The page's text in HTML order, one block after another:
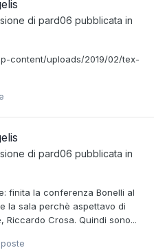
di pard06 pubblicata in
content/uploads/2019/02/tex-
di pard06 pubblicata in
finita la conferenza Bonelli al
la sala perchè aspettavo di
Crosa. Quindi sono...